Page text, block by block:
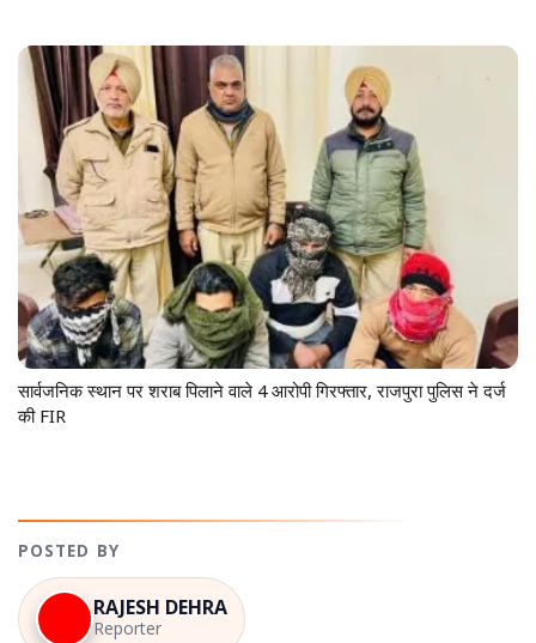
सार्वजनिक स्थान पर शराब पिलाने वाले 4 आरोपी गिरफ्तार, राजपुरा पुलिस ने दर्ज
की FIR
POSTED BY
RAJESH DEHRA
Reporter